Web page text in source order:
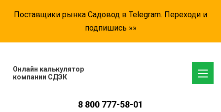
Поставщики рынка Садовод в Telegram. Переходи и
подпишись »»
Онлайн калькулятор
компании СДЭК
8 800 777-58-01